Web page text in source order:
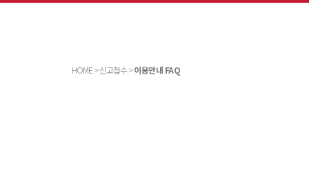
HOME > 신고접수 >이용안내 FAQ